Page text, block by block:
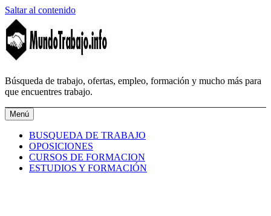
Saltar al contenido
MundoTrabajo.info
Búsqueda de trabajo, ofertas, empleo, formación y mucho más para
que encuentres trabajo.
Menú
BUSQUEDA DE TRABAJO
OPOSICIONES
CURSOS DE FORMACION
ESTUDIOS Y FORMACIÓN